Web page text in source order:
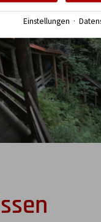
Einstellungen ·